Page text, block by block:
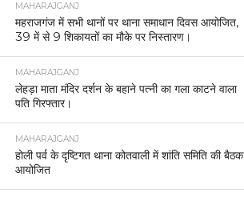
MAHARAJGANJ
महराजगंज में सभी थानों पर थाना समाधान दिवस आयोजित,
39 में से 9 शिकायतों का मौके पर निस्तारण।
MAHARAJGANJ
लेहड़ा माता मंदिर दर्शन के बहाने पत्नी का गला काटने वाला
पति गिरफ्तार।
MAHARAJGANJ
होली पर्व के दृष्टिगत थाना कोतवाली में शांति समिति की बैठक
आयोजित